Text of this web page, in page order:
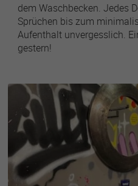
dem Waschbecken. Jedes
Sprüchen bis zum
Aufenthalt unvergesslich.
gestern!